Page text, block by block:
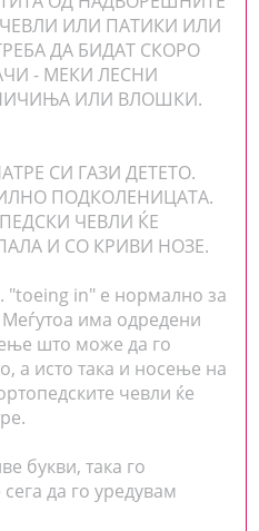
ИЛИ ПАТИКИ ИЛИ
ДА БИДАТ СКОРО
- МЕКИ ЛЕСНИ
ИЛИ ВЛОШКИ.
СИ ГАЗИ ДЕТЕТО.
ПОДКОЛЕНИЦАТА.
ЧЕВЛИ ЌЕ
И СО КРИВИ НОЗЕ.
"toeing in" e нормално за
има одредени
што може да го
а исто така и носење на
чевли ќе
букви, така го
да го уредувам